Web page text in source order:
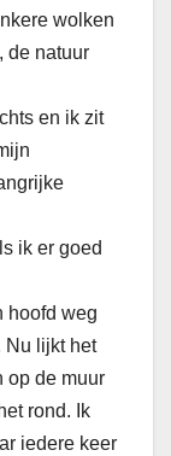
wolken
de natuur
en ik zit
ik er goed
hoofd weg
Nu lijkt het
op de muur
rond. Ik
iedere keer